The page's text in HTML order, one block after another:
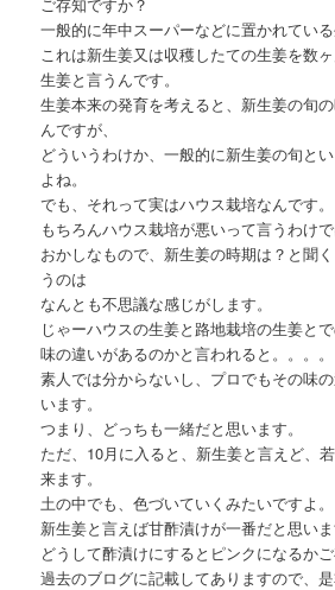
一般的に年中スーパーなどに置かれている
これは新生姜又は収穫したての生姜を数
生姜と言うんです。
生姜本来の発育を考えると、新生姜の旬
んですが、
どういうわけか、一般的に新生姜の旬と
よね。
でも、それって実はハウス栽培なんです。
もちろんハウス栽培が悪いって言うわけで
おかしなもので、新生姜の時期は？と聞
うのは
なんとも不思議な感じがします。
じゃーハウスの生姜と路地栽培の生姜とで
味の違いがあるのかと言われると。。。。
素人では分からないし、プロでもその味
います。
つまり、どっちも一緒だと思います。
ただ、10月に入ると、新生姜と言えど、
来ます。
土の中でも、色づいていくみたいですよ。
新生姜と言えば甘酢漬けが一番だと思いま
どうして酢漬けにするとピンクになるか
過去のブログに記載してありますので、是